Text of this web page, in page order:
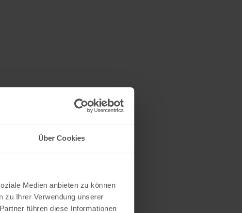
Über Cookies
Medien anbieten zu können
zu Ihrer Verwendung unserer
führen diese Informationen